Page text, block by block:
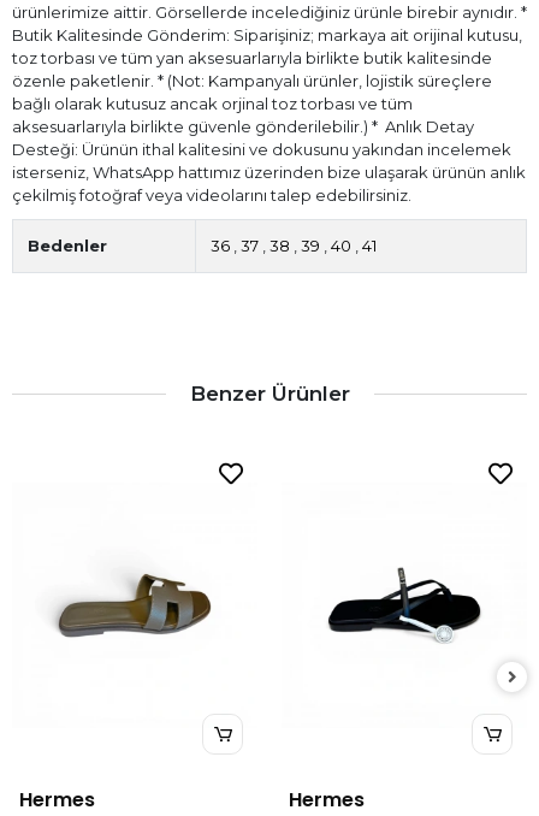
ürünlerimize aittir. Görsellerde incelediğiniz ürünle birebir aynıdır. *
Butik Kalitesinde Gönderim: Siparişiniz; markaya ait orijinal kutusu,
toz torbası ve tüm yan aksesuarlarıyla birlikte butik kalitesinde
özenle paketlenir. * (Not: Kampanyalı ürünler, lojistik süreçlere
bağlı olarak kutusuz ancak orjinal toz torbası ve tüm
aksesuarlarıyla birlikte güvenle gönderilebilir.) * ⁠ Anlık Detay
Desteği: Ürünün ithal kalitesini ve dokusunu yakından incelemek
isterseniz, WhatsApp hattımız üzerinden bize ulaşarak ürünün anlık
çekilmiş fotoğraf veya videolarını talep edebilirsiniz.
Bedenler 36 37 38 39 40 41
Benzer Ürünler
Hermes Hermes